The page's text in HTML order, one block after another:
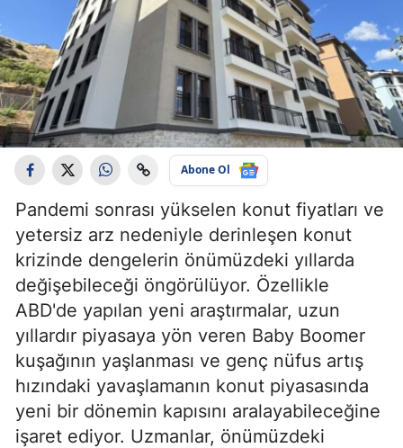
Abone Ol
Pandemi sonrası yükselen konut fiyatları ve
yetersiz arz nedeniyle derinleşen konut
krizinde dengelerin önümüzdeki yıllarda
değişebileceği öngörülüyor. Özellikle
ABD'de yapılan yeni araştırmalar, uzun
yıllardır piyasaya yön veren Baby Boomer
kuşağının yaşlanması ve genç nüfus artış
hızındaki yavaşlamanın konut piyasasında
yeni bir dönemin kapısını aralayabileceğine
işaret ediyor. Uzmanlar, önümüzdeki